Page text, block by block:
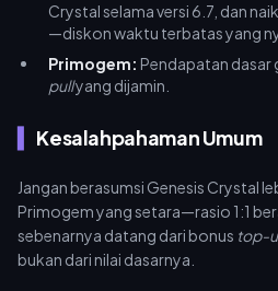
Crystal selama versi 6.7, dan
—diskon waktu terbatas yang
Primogem: Pendapatan dasar
pullyang dijamin.
Kesalahpahaman Umum
Jangan berasumsi Genesis Crystal
Primogem yang setara—rasio 1:1
sebenarnya datang dari bonus top-
bukan dari nilai dasarnya.